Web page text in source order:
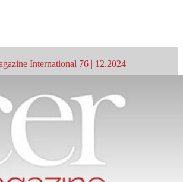
International 76 | 12.2024